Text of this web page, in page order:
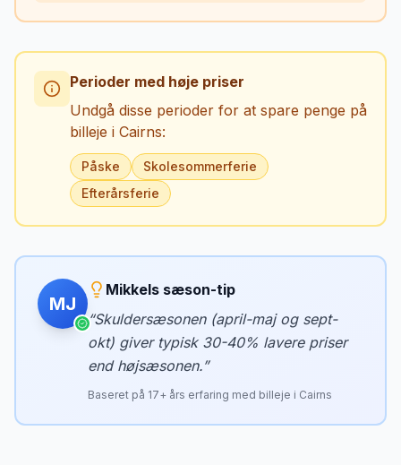
Perioder med høje priser
Undgå disse perioder for at spare penge på
billeje i Cairns:
Påske
Skolesommerferie
Efterårsferie
MJ
Mikkels sæson-tip
“Skuldersæsonen (april-maj og sept-
okt) giver typisk 30-40% lavere priser
end højsæsonen.”
Baseret på 17+ års erfaring med billeje i Cairns